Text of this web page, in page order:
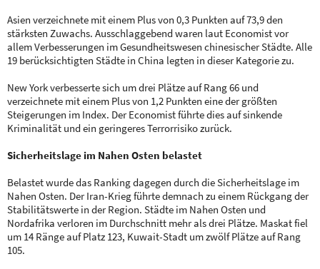
Asien verzeichnete mit einem Plus von 0,3 Punkten auf 73,9 den
stärksten Zuwachs. Ausschlaggebend waren laut Economist vor
allem Verbesserungen im Gesundheitswesen chinesischer Städte. Alle
19 berücksichtigten Städte in China legten in dieser Kategorie zu.
New York verbesserte sich um drei Plätze auf Rang 66 und
verzeichnete mit einem Plus von 1,2 Punkten eine der größten
Steigerungen im Index. Der Economist führte dies auf sinkende
Kriminalität und ein geringeres Terrorrisiko zurück.
Sicherheitslage im Nahen Osten belastet
Belastet wurde das Ranking dagegen durch die Sicherheitslage im
Nahen Osten. Der Iran-Krieg führte demnach zu einem Rückgang der
Stabilitätswerte in der Region. Städte im Nahen Osten und
Nordafrika verloren im Durchschnitt mehr als drei Plätze. Maskat fiel
um 14 Ränge auf Platz 123, Kuwait-Stadt um zwölf Plätze auf Rang
105.